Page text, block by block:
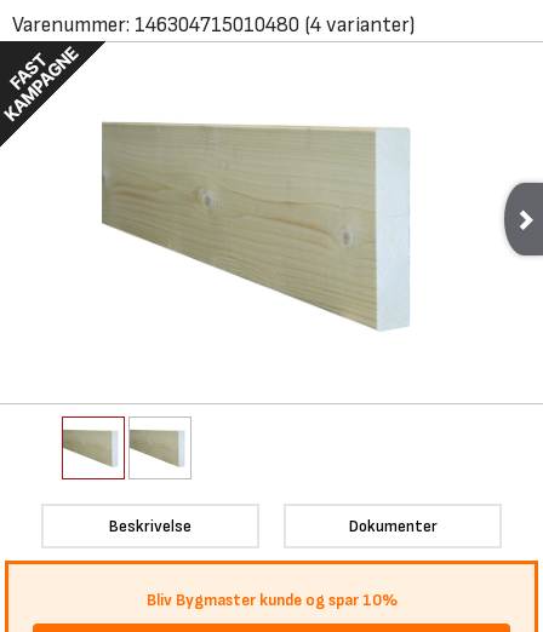
Varenummer: 146304715010480 (4 varianter)
Beskrivelse Dokumenter
Bliv Bygmaster kunde og spar 10%